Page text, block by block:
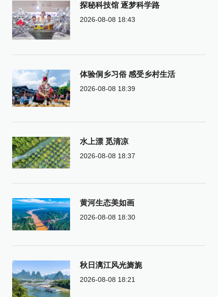
探秘科技馆 逐梦科学路
2026-08-08 18:43
体验侗乡习俗 感受乡村生活
2026-08-08 18:39
水上漂 觅清凉
2026-08-08 18:37
黄河生态美如画
2026-08-08 18:30
秋日漓江风光旖旎
2026-08-08 18:21